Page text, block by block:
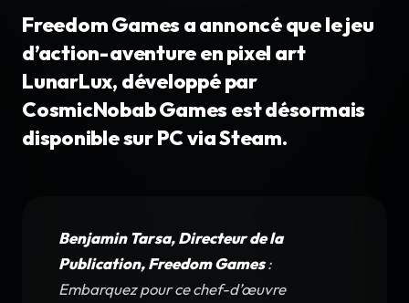
Freedom Games a annoncé que le jeu
d’action-aventure en pixel art
LunarLux, développé par
CosmicNobab Games est désormais
disponible sur PC via Steam.
Benjamin Tarsa, Directeur de la
Publication, Freedom Games:
Embarquez pour ce chef-d’œuvre